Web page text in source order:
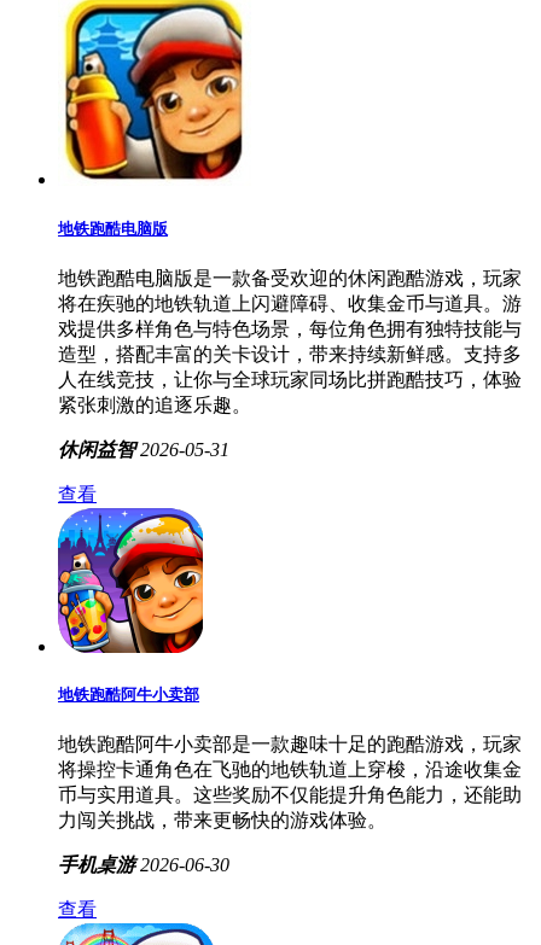
地铁跑酷电脑版
地铁跑酷电脑版是一款备受欢迎的休闲跑酷游戏，玩家
将在疾驰的地铁轨道上闪避障碍、收集金币与道具。游
戏提供多样角色与特色场景，每位角色拥有独特技能与
造型，搭配丰富的关卡设计，带来持续新鲜感。支持多
人在线竞技，让你与全球玩家同场比拼跑酷技巧，体验
紧张刺激的追逐乐趣。
休闲益智 2026-05-31
查看
地铁跑酷阿牛小卖部
地铁跑酷阿牛小卖部是一款趣味十足的跑酷游戏，玩家
将操控卡通角色在飞驰的地铁轨道上穿梭，沿途收集金
币与实用道具。这些奖励不仅能提升角色能力，还能助
力闯关挑战，带来更畅快的游戏体验。
手机桌游 2026-06-30
查看